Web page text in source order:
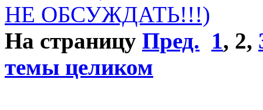
НЕ ОБСУЖДАТЬ!!!)
На страницу Пред. 1, 2,
темы целиком